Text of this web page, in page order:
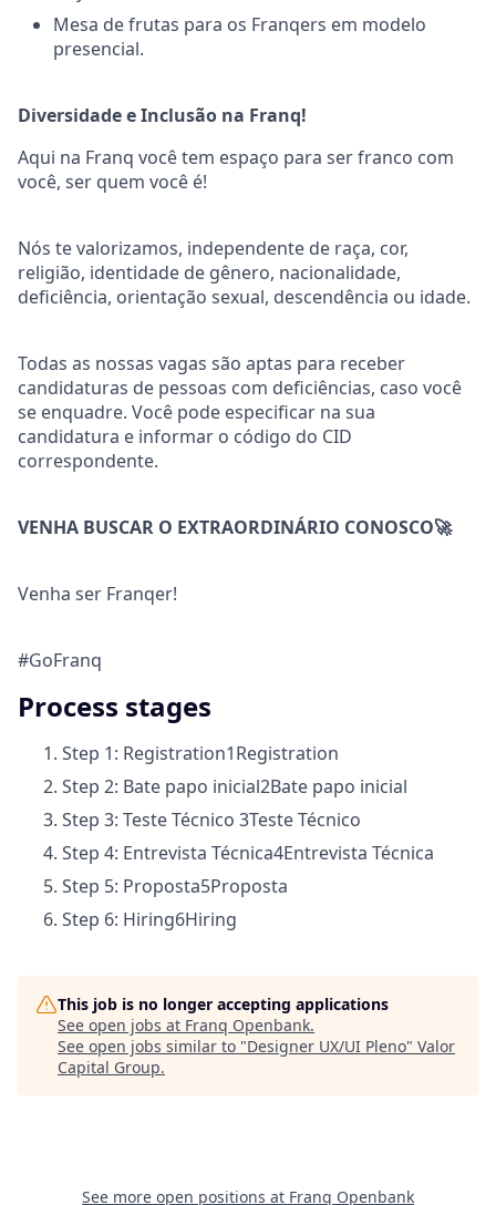
Mesa de frutas para os Franqers em modelo
presencial.
Diversidade e Inclusão na Franq!
Aqui na Franq você tem espaço para ser franco com
você, ser quem você é!
Nós te valorizamos, independente de raça, cor,
religião, identidade de gênero, nacionalidade,
deficiência, orientação sexual, descendência ou idade.
Todas as nossas vagas são aptas para receber
candidaturas de pessoas com deficiências, caso você
se enquadre. Você pode especificar na sua
candidatura e informar o código do CID
correspondente.
VENHA BUSCAR O EXTRAORDINÁRIO CONOSCO🚀
Venha ser Franqer!
#GoFranq
Process stages
Step 1: Registration1Registration
Step 2: Bate papo inicial2Bate papo inicial
Step 3: Teste Técnico 3Teste Técnico
Step 4: Entrevista Técnica4Entrevista Técnica
Step 5: Proposta5Proposta
Step 6: Hiring6Hiring
This job is no longer accepting applications
See open jobs at Franq Openbank.
See open jobs similar to "Designer UX/UI Pleno" Valor
Capital Group.
See more open positions at Franq Openbank